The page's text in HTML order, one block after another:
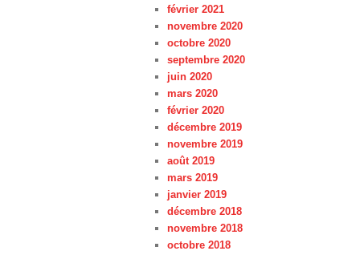
février 2021
novembre 2020
octobre 2020
septembre 2020
juin 2020
mars 2020
février 2020
décembre 2019
novembre 2019
août 2019
mars 2019
janvier 2019
décembre 2018
novembre 2018
octobre 2018